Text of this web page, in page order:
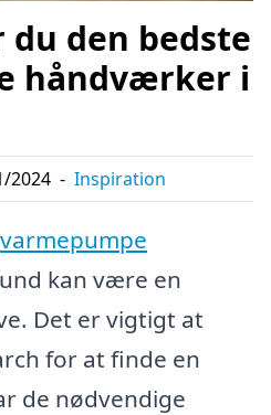
du den bedste
håndværker i
2024 - Inspiration
varmepumpe
kan være en
Det er vigtigt at
for at finde en
de nødvendige